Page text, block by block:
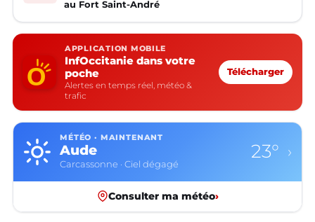
au Fort Saint-André
APPLICATION MOBILE
InfOccitanie dans votre
poche
Alertes en temps réel, météo &
trafic
Télécharger
MÉTÉO · MAINTENANT
Aude
Carcassonne · Ciel dégagé
23° ›
Consulter ma météo›